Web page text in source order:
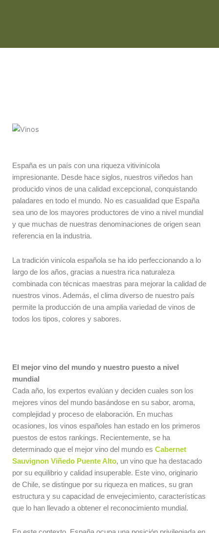
España es un país con una riqueza vitivinícola
impresionante. Desde hace siglos, nuestros viñedos han
producido vinos de una calidad excepcional, conquistando
paladares en todo el mundo. No es casualidad que España
sea uno de los mayores productores de vino a nivel mundial
y que muchas de nuestras denominaciones de origen sean
referencia en la industria.
La tradición vinícola española se ha ido perfeccionando a lo
largo de los años, gracias a nuestra rica naturaleza
combinada con técnicas maestras para mejorar la calidad de
nuestros vinos. Además, el clima diverso de nuestro país
permite la producción de una amplia variedad de vinos de
todos los tipos, colores y sabores.
El mejor vino del mundo y nuestro puesto a nivel
mundial
Cada año, los expertos evalúan y deciden cuales son los
mejores vinos del mundo basándose en su sabor, aroma,
complejidad y proceso de elaboración. En muchas
ocasiones, los vinos españoles han estado en los primeros
puestos de estos rankings. Recientemente, se ha
determinado que el mejor vino del mundo es Cabernet
Sauvignon Viñedo Puente Alto, un vino que ha destacado
por su equilibrio y calidad insuperable. Este vino, originario
de Chile, se distingue por su riqueza en matices, su gran
estructura y su capacidad de envejecimiento, características
que lo han llevado a obtener el reconocimiento mundial.